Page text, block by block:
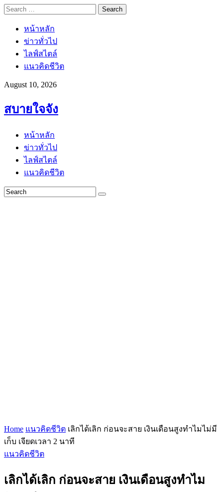
Search
for:
หน้าหลัก
ข่าวทั่วไป
ไลฟ์สไตล์
แนวคิดชีวิต
August 10, 2026
สบายใจจัง
หน้าหลัก
ข่าวทั่วไป
ไลฟ์สไตล์
แนวคิดชีวิต
Home แนวคิดชีวิต เลิกได้เลิก ก่อนจะสาย เงินเดือนสูงทำไมไม่มี
เก็บ เจียดเวลา 2 นาที
แนวคิดชีวิต
เลิกได้เลิก ก่อนจะสาย เงินเดือนสูงทำไม